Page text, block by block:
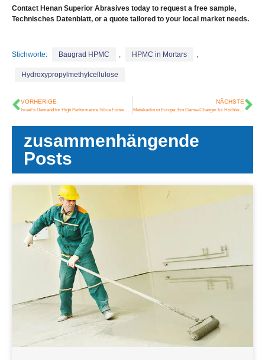
Contact Henan Superior Abrasives today to request a free sample,
Technisches Datenblatt, or a quote tailored to your local market needs.
Stichworte: Baugrad HPMC , HPMC in Mortars ,
Hydroxypropylmethylcellulose
VORHERIGE
Israel’s Demand for High Performance Silica Fume Continues to Grow
NÄCHSTE
Metakaolin in Europa: Ein Game-Changer für Hochleistungsbeton- und kohlenstoffarmes Design
zusammenhängende
Posts